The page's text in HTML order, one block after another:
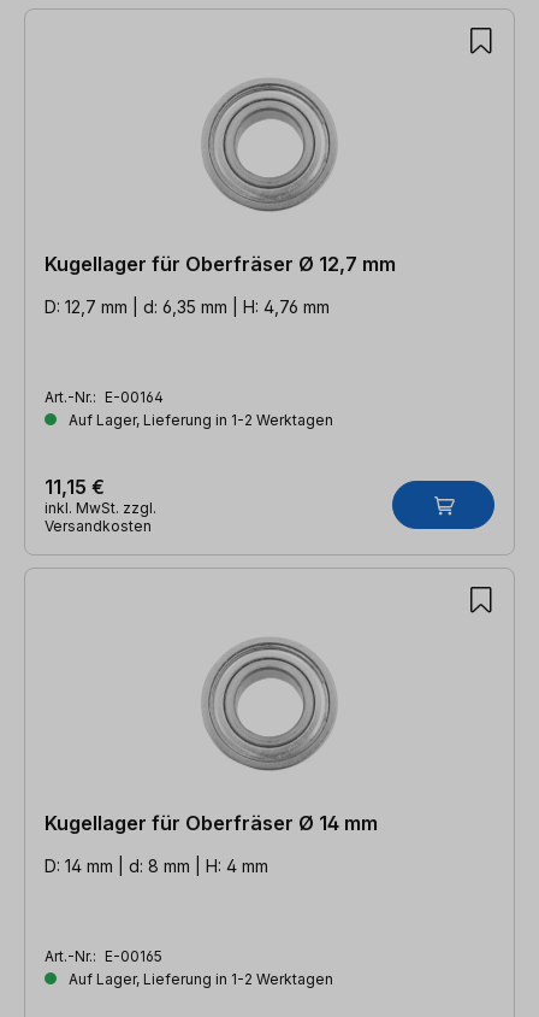
Kugellager für Oberfräser Ø 12,7 mm
D: 12,7 mm | d: 6,35 mm | H: 4,76 mm
Art.-Nr.: E-00164
Auf Lager, Lieferung in 1-2 Werktagen
11,15 €
inkl. MwSt. zzgl.
Versandkosten
Kugellager für Oberfräser Ø 14 mm
D: 14 mm | d: 8 mm | H: 4 mm
Art.-Nr.: E-00165
Auf Lager, Lieferung in 1-2 Werktagen